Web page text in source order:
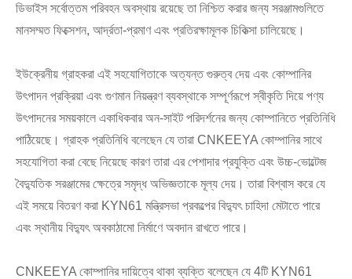
ডিভাইস সর্বোত্তম পরিবহন অবস্থায় রয়েছে তা নিশ্চিত করার জন্য সরঞ্জামগুলিতে
মানসম্মত ফিক্সেশন, আর্দ্রতা-প্রমাণ এবং প্রতিরক্ষামূলক চিকিত্সা চালিয়েছে।
ইউক্রেনীয় গ্রাহকরা এই সহযোগিতাকে অত্যন্ত গুরুত্ব দেয় এবং কোম্পানির
উৎপাদন প্রক্রিয়া এবং গুণমান নিয়ন্ত্রণ ব্যবস্থাকে সম্পূর্ণরূপে স্বীকৃতি দিয়ে পণ্য
উৎপাদনের সময়কালে একাধিকবার অন-সাইট পরিদর্শনের জন্য কোম্পানিতে প্রতিনিধি
পাঠিয়েছে। গ্রাহক প্রতিনিধি বলেছেন যে তারা CNKEEYA কোম্পানির সাথে
সহযোগিতা করা বেছে নিয়েছে কারণ তারা এর পেশাদার প্রযুক্তি এবং উচ্চ-ভোল্টেজ
বৈদ্যুতিক সরঞ্জামের ক্ষেত্রে সমৃদ্ধ অভিজ্ঞতাকে মূল্য দেয়। তারা বিশ্বাস করে যে
এই সময়ে বিতরণ করা KYN61 মন্ত্রিসভা প্রকল্পের বিদ্যুৎ চাহিদা মেটাতে পারে
এবং স্থানীয় বিদ্যুৎ অবকাঠামো নির্মাণে অবদান রাখতে পারে।
CNKEEYA কোম্পানির দায়িত্বে থাকা ব্যক্তি বলেছেন যে 4টি KYN61